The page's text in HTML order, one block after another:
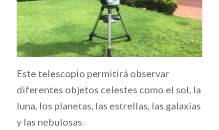
Este telescopio permitirá observar
diferentes objetos celestes como el sol, la
luna, los planetas, las estrellas, las galaxias
y las nebulosas.